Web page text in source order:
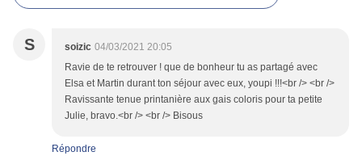
S soizic 04/03/2021 20:05
Ravie de te retrouver ! que de bonheur tu as partagé avec
Elsa et Martin durant ton séjour avec eux, youpi !!!<br /> <br />
Ravissante tenue printanière aux gais coloris pour ta petite
Julie, bravo.<br /> <br /> Bisous
Répondre